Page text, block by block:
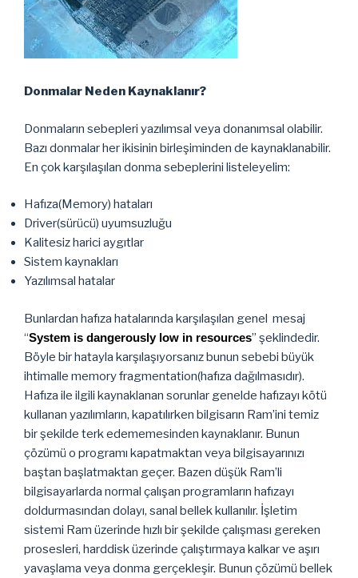
Donmalar Neden Kaynaklanır?
Donmaların sebepleri yazılımsal veya donanımsal olabilir.
Bazı donmalar her ikisinin birleşiminden de kaynaklanabilir.
En çok karşılaşılan donma sebeplerini listeleyelim:
Hafıza(Memory) hataları
Driver(sürücü) uyumsuzluğu
Kalitesiz harici aygıtlar
Sistem kaynakları
Yazılımsal hatalar
Bunlardan hafıza hatalarında karşılaşılan genel mesaj
“System is dangerously low in resources” şeklindedir.
Böyle bir hatayla karşılaşıyorsanız bunun sebebi büyük
ihtimalle memory fragmentation(hafıza dağılmasıdır).
Hafıza ile ilgili kaynaklanan sorunlar genelde hafızayı kötü
kullanan yazılımların, kapatılırken bilgisarın Ram’ini temiz
bir şekilde terk edememesinden kaynaklanır. Bunun
çözümü o programı kapatmaktan veya bilgisayarınızı
baştan başlatmaktan geçer. Bazen düşük Ram’li
bilgisayarlarda normal çalışan programların hafızayı
doldurmasından dolayı, sanal bellek kullanılır. İşletim
sistemi Ram üzerinde hızlı bir şekilde çalışması gereken
prosesleri, harddisk üzerinde çalıştırmaya kalkar ve aşırı
yavaşlama veya donma gerçekleşir. Bunun çözümü bellek